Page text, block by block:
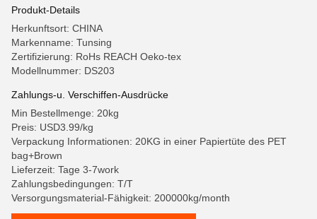
Produkt-Details
Herkunftsort: CHINA
Markenname: Tunsing
Zertifizierung: RoHs REACH Oeko-tex
Modellnummer: DS203
Zahlungs-u. Verschiffen-Ausdrücke
Min Bestellmenge: 20kg
Preis: USD3.99/kg
Verpackung Informationen: 20KG in einer Papiertüte des PET
bag+Brown
Lieferzeit: Tage 3-7work
Zahlungsbedingungen: T/T
Versorgungsmaterial-Fähigkeit: 200000kg/month